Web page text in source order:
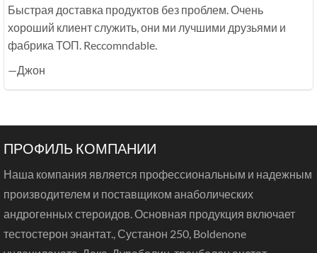
Быстрая доставка продуктов без проблем. Очень
хороший клиент служить, они ми лучшими друзьями и
фабрика ТОП. Reccomndable.
—Джон
ПРОФИЛЬ КОМПАНИИ
Наша компания является профессиональным и надежным
производителем и поставщиком анаболических
андрогенных стероидов. Основная продукция включает
тестостерон энантат., Сустанон 250, Boldenone